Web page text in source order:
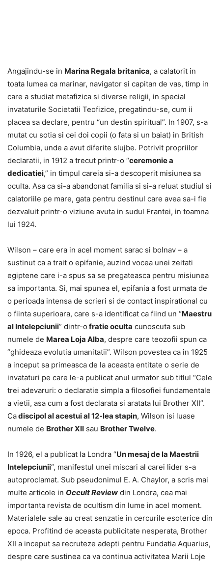
Angajindu-se in Marina Regala britanica, a calatorit in
toata lumea ca marinar, navigator si capitan de vas, timp in
care a studiat metafizica si diverse religii, in special
invataturile Societatii Teofizice, pregatindu-se, cum ii
placea sa declare, pentru “un destin spiritual”. In 1907, s-a
mutat cu sotia si cei doi copii (o fata si un baiat) in British
Columbia, unde a avut diferite slujbe. Potrivit propriilor
declaratii, in 1912 a trecut printr-o “ceremonie a
dedicatiei,” in timpul careia si-a descoperit misiunea sa
oculta. Asa ca si-a abandonat familia si si-a reluat studiul si
calatoriile pe mare, gata pentru destinul care avea sa-i fie
dezvaluit printr-o viziune avuta in sudul Frantei, in toamna
lui 1924.
Wilson – care era in acel moment sarac si bolnav – a
sustinut ca a trait o epifanie, auzind vocea unei zeitati
egiptene care i-a spus sa se pregateasca pentru misiunea
sa importanta. Si, mai spunea el, epifania a fost urmata de
o perioada intensa de scrieri si de contact inspirational cu
o fiinta superioara, care s-a identificat ca fiind un “Maestru
al Intelepciunii” dintr-o fratie oculta cunoscuta sub
numele de Marea Loja Alba, despre care teozofii spun ca
“ghideaza evolutia umanitatii”. Wilson povestea ca in 1925
a inceput sa primeasca de la aceasta entitate o serie de
invataturi pe care le-a publicat anul urmator sub titlul “Cele
trei adevaruri: o declaratie simpla a filosofiei fundamentale
a vietii, asa cum a fost declarata si aratata lui Brother XII”.
Cadiscipol al acestui al 12-lea stapin, Wilson isi luase
numele de Brother XII sau Brother Twelve.
In 1926, el a publicat la Londra “Un mesaj de la Maestrii
Intelepciunii“, manifestul unei miscari al carei lider s-a
autoproclamat. Sub pseudonimul E. A. Chaylor, a scris mai
multe articole in Occult Review din Londra, cea mai
importanta revista de ocultism din lume in acel moment.
Materialele sale au creat senzatie in cercurile esoterice din
epoca. Profitind de aceasta publicitate nesperata, Brother
XII a inceput sa recruteze adepti pentru Fundatia Aquarius,
despre care sustinea ca va continua activitatea Marii Loje